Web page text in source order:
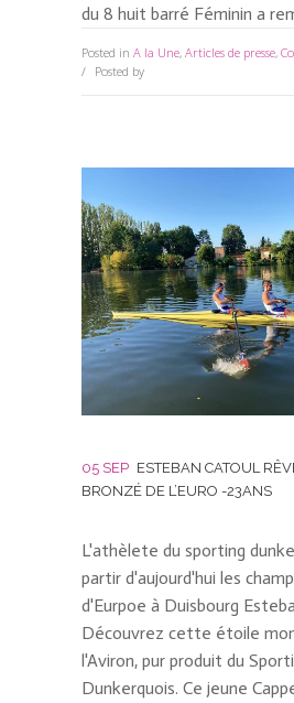
du 8 huit barré Féminin a
Posted in A la Une, Articles de presse,
Posted by
05 SEP ESTEBAN CATOUL
BRONZÉ DE L’EURO -23ANS
L'athèlete du sporting
partir d'aujourd'hui les
d'Eurpoe à Duisbourg
Découvrez cette étoile
l'Aviron, pur produit du
Dunkerquois. Ce jeune